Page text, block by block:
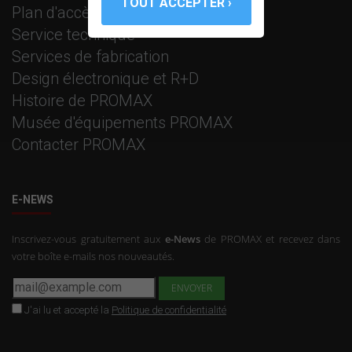
Plan d'accès
Service technique
Services de fabrication
Design électronique et R+D
Histoire de PROMAX
Musée d'équipements PROMAX
Contacter PROMAX
E-NEWS
Inscrivez-vous gratuitement aux e-Newsde PROMAX et recevez dans
votre boîte e-mails nos nouveautés.
J'ai lu et accepté la Politique de confidentialité